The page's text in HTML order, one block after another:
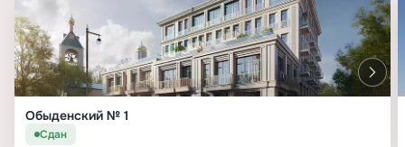
Обыденский № 1
Сдан